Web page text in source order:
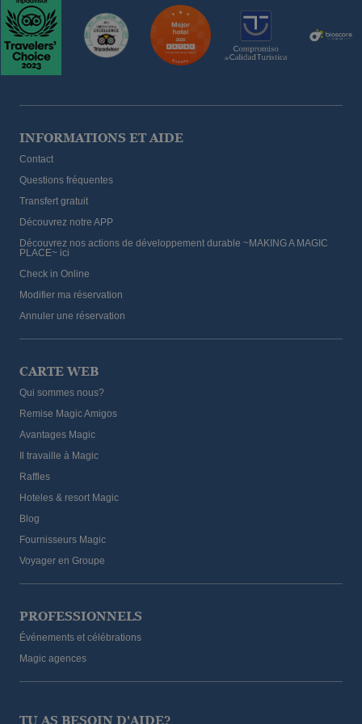
INFORMATIONS ET AIDE
Contact
Questions fréquentes
Transfert gratuit
Découvrez notre APP
Découvrez nos actions de développement durable ~MAKING A MAGIC
PLACE~ ici
Check in Online
Modifier ma réservation
Annuler une réservation
CARTE WEB
Qui sommes nous?
Remise Magic Amigos
Avantages Magic
Il travaille à Magic
Raffles
Hoteles & resort Magic
Blog
Fournisseurs Magic
Voyager en Groupe
PROFESSIONNELS
Événements et célébrations
Magic agences
TU AS BESOIN D'AIDE?